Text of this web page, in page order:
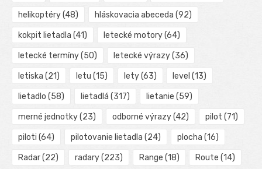
helikoptéry(48) hláskovacia abeceda (92)
kokpit lietadla (41) letecké motory(64)
letecké termíny(50) letecké výrazy(36)
letiska (21) letu (15) lety(63) level (13)
lietadlo (58) lietadlá (317) lietanie (59)
merné jednotky(23) odborné výrazy(42) pilot (71)
piloti (64) pilotovanie lietadla (24) plocha (16)
Radar(22) radary(223) Range (18) Route (14)